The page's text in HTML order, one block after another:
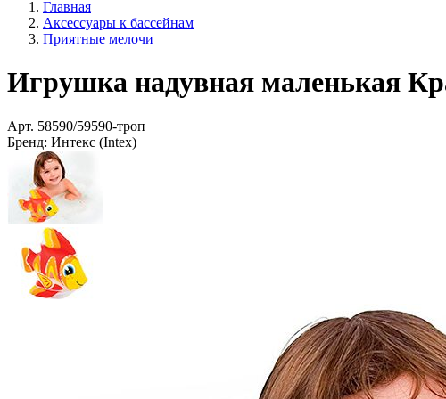
Главная
Аксессуары к бассейнам
Приятные мелочи
Игрушка надувная маленькая
Арт. 58590/59590-троп
Бренд: Интекс (Intex)